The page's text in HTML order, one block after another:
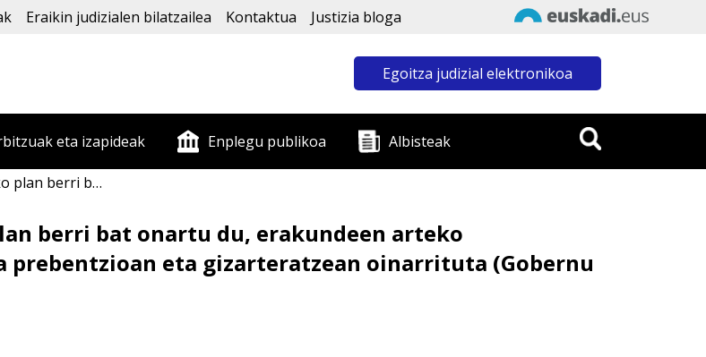
Eraikin judizialen bilatzailea Kontaktua Justizia bloga
Egoitza judizial elektronikoa
eta izapideak Enplegu publikoa Albisteak
oinarrituta (Gobernu Kontseilua 2026-05-05)
berri bat onartu du, erakundeen arteko
prebentzioan eta gizarteratzean oinarrituta (Gobernu